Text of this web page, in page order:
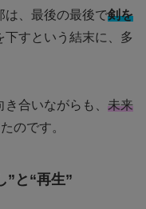
は、最後の最後で剣を
下すという結末に、多
合いながらも、 未来
のです。
”と“再生”